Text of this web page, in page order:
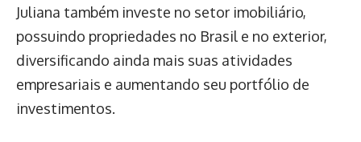
Juliana também investe no setor imobiliário,
possuindo propriedades no Brasil e no exterior,
diversificando ainda mais suas atividades
empresariais e aumentando seu portfólio de
investimentos.